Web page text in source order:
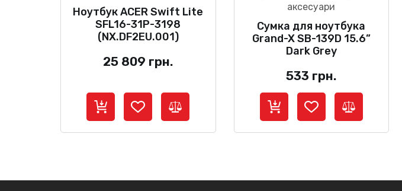
Ноутбук ACER Swift Lite
SFL16-31P-3198
(NX.DF2EU.001)
25 809 грн.
аксесуари
Сумка для ноутбука
Grand-X SB-139D 15.6”
Dark Grey
533 грн.